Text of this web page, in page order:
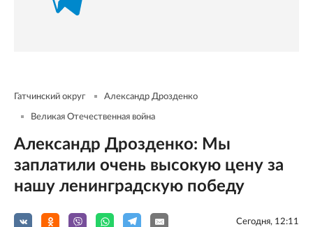
Гатчинский округ Александр Дрозденко
Великая Отечественная война
Александр Дрозденко: Мы
заплатили очень высокую цену за
нашу ленинградскую победу
Сегодня, 12:11